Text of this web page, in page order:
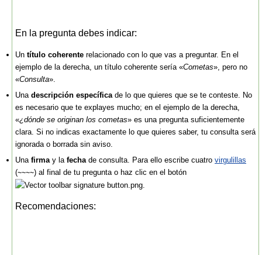
En la pregunta debes indicar:
Un título coherente relacionado con lo que vas a preguntar. En el
ejemplo de la derecha, un título coherente sería «Cometas», pero no
«Consulta».
Una descripción específica de lo que quieres que se te conteste. No
es necesario que te explayes mucho; en el ejemplo de la derecha,
«¿dónde se originan los cometas» es una pregunta suficientemente
clara. Si no indicas exactamente lo que quieres saber, tu consulta será
ignorada o borrada sin aviso.
Una firma y la fecha de consulta. Para ello escribe cuatro virgulillas
(~~~~) al final de tu pregunta o haz clic en el botón
Recomendaciones: